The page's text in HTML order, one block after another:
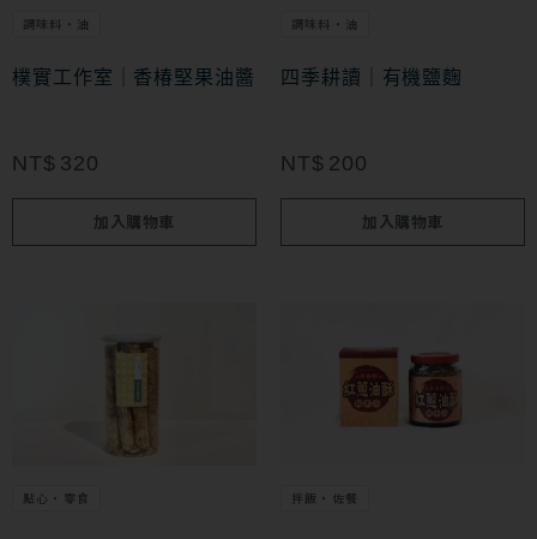
調味料・油
樸實工作室｜香椿堅果油醬
NT$ 320
加入購物車
調味料・油
四季耕讀｜有機鹽麴
NT$ 200
加入購物車
點心・零食 拌飯・佐餐